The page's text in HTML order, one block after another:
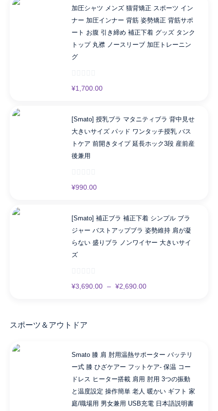
加圧シャツ メンズ 猫背矯正 スポーツ イン
ナー 加圧インナー 背筋 姿勢矯正 背筋サポ
ート お腹 引き締め 補正下着 グッズ タンク
トップ 丸襟 ノースリーブ 加圧トレーニン
グ
¥1,700.00
[Smato] 授乳ブラ マタニティブラ 背中見せ
大きいサイズ パッド ワンタッチ授乳 バス
トケア 前開きタイプ 延長ホック3段 産前産
後兼用
¥990.00
[Smato] 補正ブラ 補正下着 シンプル ブラ
ジャー バストアップブラ 姿勢維持 肩が凝
らない 盛りブラ ノンワイヤー 大きいサイ
ズ
¥2,690.00
–
¥3,690.00
スポーツ＆アウトドア
Smato 膝 肩 肘用温熱サポーター バッテリ
ー式 膝 ひざケアー フットケア- 保温 コー
ドレス ヒーター搭載 肩用 肘用 3つの振動
と温度設定 操作簡単 老人 暖かい ギフト 家
庭/職場用 男女兼用 USB充電 日本語説明書